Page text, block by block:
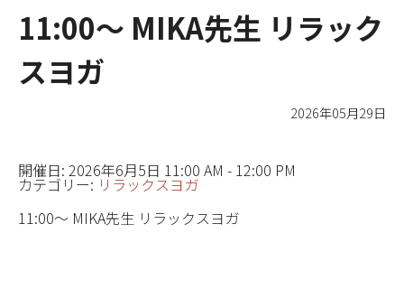
11:00～ MIKA先生 リラック
スヨガ
2026年05月29日
開催日: 2026年6月5日 11:00 AM - 12:00 PM
カテゴリー: リラックスヨガ
11:00～ MIKA先生 リラックスヨガ